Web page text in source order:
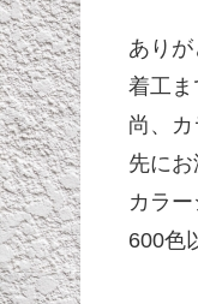
ありが
着工ま
尚、
先にお
カラ
600色